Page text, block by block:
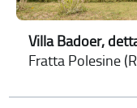
Villa Badoer,
Fratta Polesine